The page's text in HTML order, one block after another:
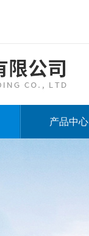
产品中心